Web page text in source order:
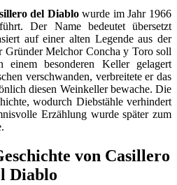
del Diablowurde im Jahr 1966
Der Name bedeutet übersetzt
auf einer alten Legende aus der
Gründer Melchor Concha y Toro soll
einem besonderen Keller gelagert
verschwanden, verbreitete er das
diesen Weinkeller bewache. Die
wodurch Diebstähle verhindert
Erzählung wurde später zum
von Casillero
Diablo